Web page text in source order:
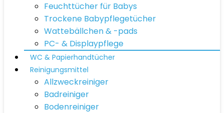
Feuchttücher für Babys
Trockene Babypflegetücher
Wattebällchen & -pads
PC- & Displaypflege
WC & Papierhandtücher
Reinigungsmittel
Allzweckreiniger
Badreiniger
Bodenreiniger